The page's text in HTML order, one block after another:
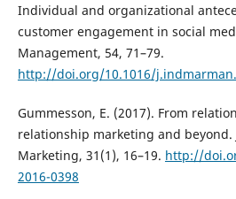
Individual and organizational
customer engagement in social
Management, 54, 71–79.
http://doi.org/10.1016/
Gummesson, E. (2017). From
relationship marketing and beyond.
Marketing, 31(1), 16–19. http://
2016-0398